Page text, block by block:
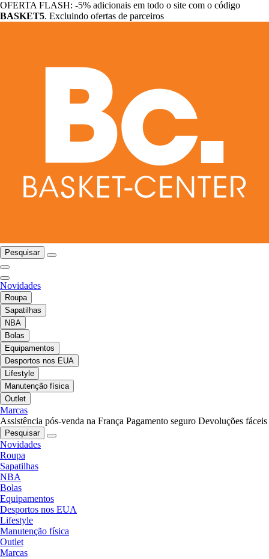
OFERTA FLASH: -5% adicionais em todo o site com o código
BASKET5. Excluindo ofertas de parceiros
Pesquisar
Novidades
Roupa
Sapatilhas
NBA
Bolas
Equipamentos
Desportos nos EUA
Lifestyle
Manutenção física
Outlet
Marcas
Assistência pós-venda na França Pagamento seguro Devoluções fáceis
Pesquisar
Novidades
Roupa
Sapatilhas
NBA
Bolas
Equipamentos
Desportos nos EUA
Lifestyle
Manutenção física
Outlet
Marcas